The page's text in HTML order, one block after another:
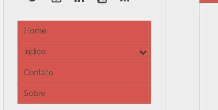
Home
Índice
e
x
Contato
Sobre